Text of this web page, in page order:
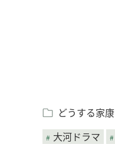
どうする家康
大河ドラマ